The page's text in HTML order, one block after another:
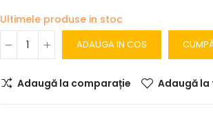
Ultimele produse in stoc
ADAUGA IN COS
Adaugă la comparație Adaugă